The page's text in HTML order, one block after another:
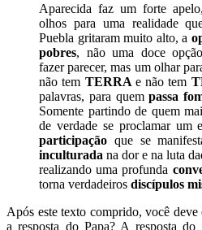
Aparecida faz um forte
olhos para uma realidade
Puebla gritaram muito alto, a
pobres, não uma doce
fazer parecer, mas um olhar
não tem TERRA e não tem
palavras, para quempassa
Somente partindo de quem
de verdade se proclamar um
participação que se
inculturada na dor e na luta
realizando uma profunda
torna verdadeiros discípulos
Após este texto comprido, você deve
a resposta do Papa? A resposta